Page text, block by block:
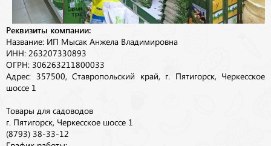
Реквизиты компании:
Название: ИП Мысак Анжела Владимировна
ИНН: 263207330893
ОГРН: 306263211800033
Адрес: 357500, Ставропольский край, г. Пятигорск, Черкесское
шоссе 1
Товары для садоводов
г. Пятигорск, Черкесское шоссе 1
(8793) 38-33-12
График работы: